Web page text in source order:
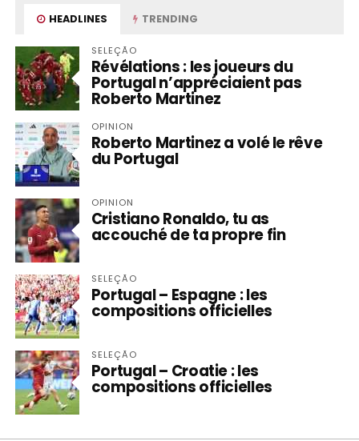
HEADLINES TRENDING
SELEÇÃO
Révélations : les joueurs du
Portugal n’appréciaient pas
Roberto Martinez
OPINION
Roberto Martinez a volé le rêve
du Portugal
OPINION
Cristiano Ronaldo, tu as
accouché de ta propre fin
SELEÇÃO
Portugal – Espagne : les
compositions officielles
SELEÇÃO
Portugal – Croatie : les
compositions officielles